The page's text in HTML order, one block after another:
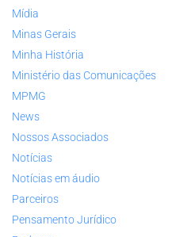
Mídia
Minas Gerais
Minha História
Ministério das Comunicações
MPMG
News
Nossos Associados
Notícias
Notícias em áudio
Parceiros
Pensamento Jurídico